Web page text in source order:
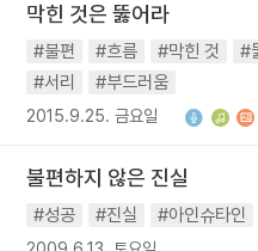
막힌 것은 뚫어라
#불편 #흐름 #막힌 것 #
#서리
#부드러움
2015.9.25. 금요일
불편하지 않은 진실
#성공 #진실 #아인슈타인